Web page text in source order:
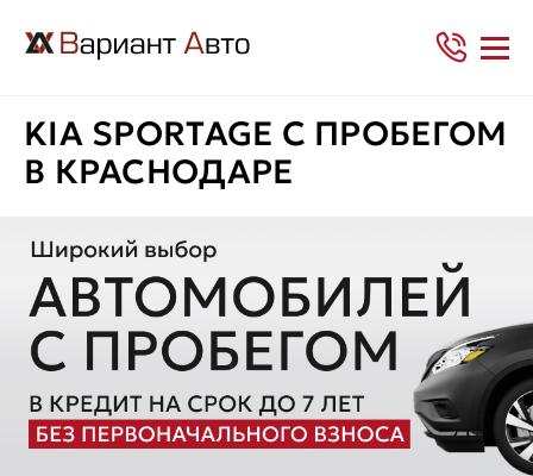
KIA SPORTAGE С ПРОБЕГОМ
В КРАСНОДАРЕ